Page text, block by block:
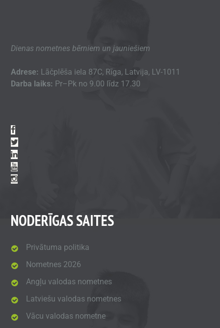
Dienas nometnes bērniem un jauniešiem
Adrese: Lāčplēša iela 87C, Rīga, Latvija, LV-1011
Darba laiks: Pr–Pk no 9.00 līdz 17.30
NODERĪGAS SAITES
Privātuma politika
Nometnes 2026
Angļu valodas nometnes
Latviešu valodas nometnes
Vācu valodas nometne